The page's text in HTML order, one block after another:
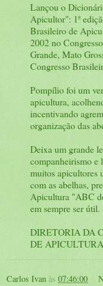
Lançou o
Apicultor": 1ª
Brasileiro de
2002 no
Grande, Mato
Congresso
Pompílio foi um
apicultura,
incentivando
organização das
Deixa um grande
companheirismo e
muitos apicultores
com as abelhas,
Apicultura "ABC
em sempre ser útil.
DIRETORIA DA
DE APICULTURA
Carlos Ivan às 07:46:00